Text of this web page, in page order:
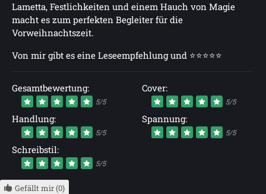
Lametta, Festlichkeiten und einem Hauch von Magie
macht es zum perfekten Begleiter für die
Vorweihnachtszeit.
Von mir gibt es eine Leseempfehlung und ⭐⭐⭐⭐⭐
Gesamtbewertung:
5/5
Cover:
5/5
Handlung:
5/5
Spannung:
5/5
Schreibstil:
5/5
Gefällt mir (0)